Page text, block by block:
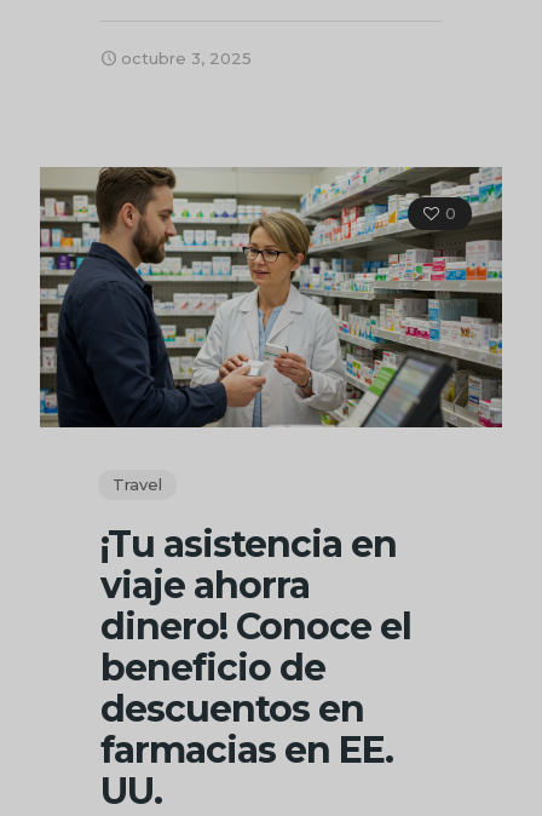
octubre 3, 2025
0
Travel
¡Tu asistencia en
viaje ahorra
dinero! Conoce el
beneficio de
descuentos en
farmacias en EE.
UU.